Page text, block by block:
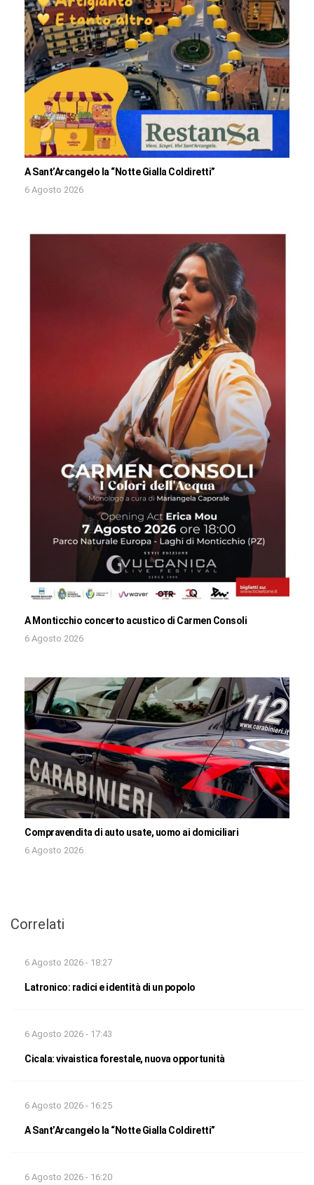
A Sant’Arcangelo la “Notte Gialla Coldiretti”
6 Agosto 2026
A Monticchio concerto acustico di Carmen Consoli
6 Agosto 2026
Compravendita di auto usate, uomo ai domiciliari
6 Agosto 2026
Correlati
6 Agosto 2026 - 18:27
Latronico: radici e identità di un popolo
6 Agosto 2026 - 17:43
Cicala: vivaistica forestale, nuova opportunità
6 Agosto 2026 - 16:25
A Sant’Arcangelo la “Notte Gialla Coldiretti”
6 Agosto 2026 - 16:20